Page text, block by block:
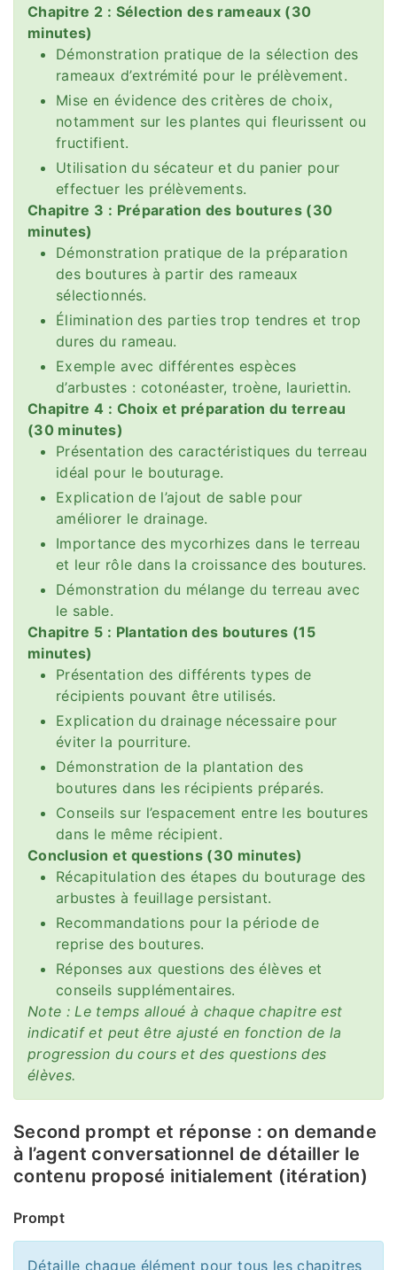
Chapitre 2 : Sélection des rameaux (30
minutes)
Démonstration pratique de la sélection des
rameaux d’extrémité pour le prélèvement.
Mise en évidence des critères de choix,
notamment sur les plantes qui fleurissent ou
fructifient.
Utilisation du sécateur et du panier pour
effectuer les prélèvements.
Chapitre 3 : Préparation des boutures (30
minutes)
Démonstration pratique de la préparation
des boutures à partir des rameaux
sélectionnés.
Élimination des parties trop tendres et trop
dures du rameau.
Exemple avec différentes espèces
d’arbustes : cotonéaster, troène, lauriettin.
Chapitre 4 : Choix et préparation du terreau
(30 minutes)
Présentation des caractéristiques du terreau
idéal pour le bouturage.
Explication de l’ajout de sable pour
améliorer le drainage.
Importance des mycorhizes dans le terreau
et leur rôle dans la croissance des boutures.
Démonstration du mélange du terreau avec
le sable.
Chapitre 5 : Plantation des boutures (15
minutes)
Présentation des différents types de
récipients pouvant être utilisés.
Explication du drainage nécessaire pour
éviter la pourriture.
Démonstration de la plantation des
boutures dans les récipients préparés.
Conseils sur l’espacement entre les boutures
dans le même récipient.
Conclusion et questions (30 minutes)
Récapitulation des étapes du bouturage des
arbustes à feuillage persistant.
Recommandations pour la période de
reprise des boutures.
Réponses aux questions des élèves et
conseils supplémentaires.
Note : Le temps alloué à chaque chapitre est
indicatif et peut être ajusté en fonction de la
progression du cours et des questions des
élèves.
Second prompt et réponse : on demande
à l’agent conversationnel de détailler le
contenu proposé initialement (itération)
Prompt
Détaille chaque élément pour tous les chapitres